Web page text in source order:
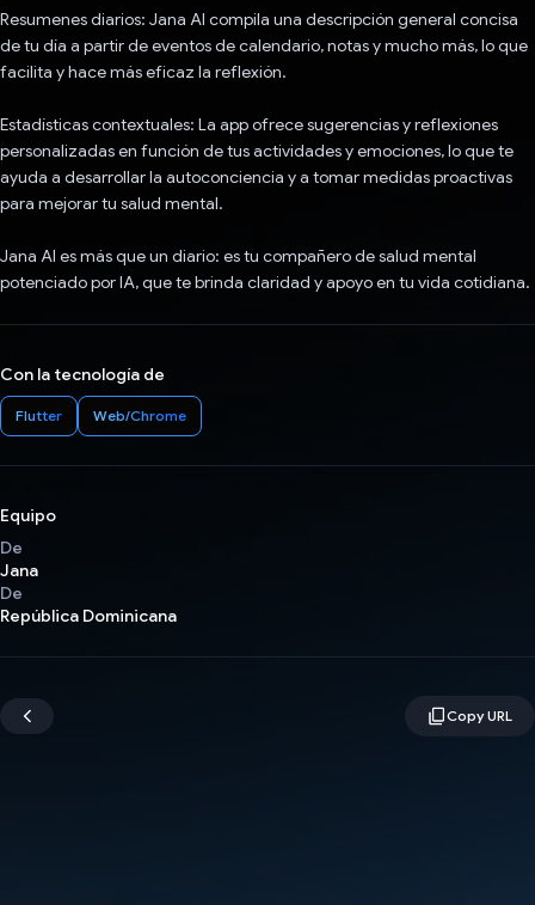
Resumenes diarios: Jana AI compila una descripción general concisa
de tu día a partir de eventos de calendario, notas y mucho más, lo que
facilita y hace más eficaz la reflexión.
Estadísticas contextuales: La app ofrece sugerencias y reflexiones
personalizadas en función de tus actividades y emociones, lo que te
ayuda a desarrollar la autoconciencia y a tomar medidas proactivas
para mejorar tu salud mental.
Jana AI es más que un diario: es tu compañero de salud mental
potenciado por IA, que te brinda claridad y apoyo en tu vida cotidiana.
Con la tecnología de
Flutter Web/Chrome
Equipo
De
Jana
De
República Dominicana